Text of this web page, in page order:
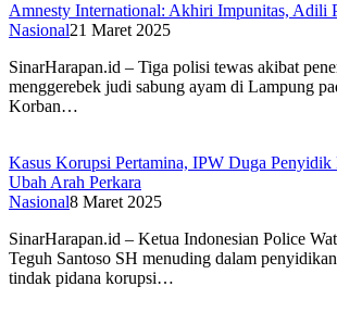
Amnesty International: Akhiri Impunitas, Adili
Nasional21 Maret 2025
SinarHarapan.id – Tiga polisi tewas akibat
menggerebek judi sabung ayam di Lampung
Korban…
Kasus Korupsi Pertamina, IPW Duga Penyidik
Ubah Arah Perkara
Nasional8 Maret 2025
SinarHarapan.id – Ketua Indonesian Police
Teguh Santoso SH menuding dalam
tindak pidana korupsi…